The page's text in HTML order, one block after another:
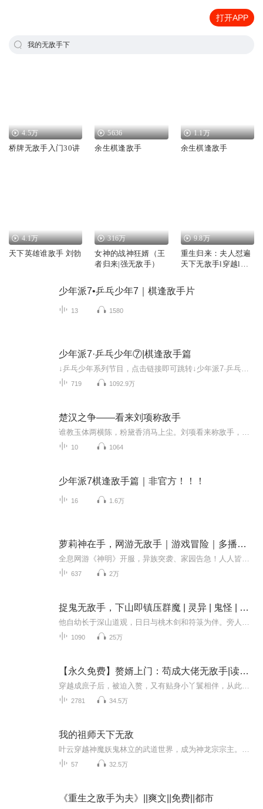
打开APP
我的无敌手下
4.5万
桥牌无敌手入门30讲
5636
余生棋逢敌手
1.1万
余生棋逢敌手
4.1万
天下英雄谁敌手 刘勃
316万
女神的战神狂婿（王
者归来|强无敌手）
9.8万
重生归来：夫人怼遍
天下无敌手l穿越l全
少年派7•乒乓少年7｜棋逢敌手片
13 1580
少年派7·乒乓少年⑦|棋逢敌手篇
719 1092.9万
楚汉之争——看来刘项称敌手
10 1064
少年派7棋逢敌手篇｜非官方！！！
16 1.6万
萝莉神在手，网游无敌手｜游戏冒险｜多播精品剧｜萌系
637 2万
捉鬼无敌手，下山即镇压群魔 | 灵异 | 鬼怪 | 精品
1090 25万
【永久免费】赘婿上门：苟成大佬无敌手|读心|多人剧
2781 34.5万
我的祖师天下无敌
57 32.5万
《重生之敌手为夫》||爽文||免费||都市